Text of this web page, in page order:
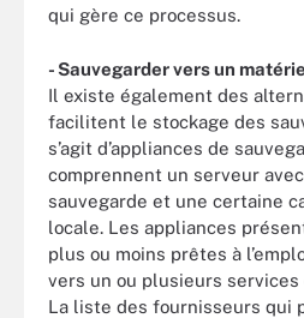
qui gère ce processus.
- Sauvegarder vers un
Il existe également des
facilitent le stockage des
s’agit d’appliances de
comprennent un serveur
sauvegarde et une certaine
locale. Les appliances
plus ou moins prêtes à
vers un ou plusieurs
La liste des fournisseurs qui